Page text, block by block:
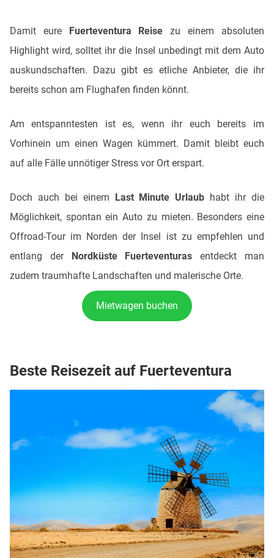
Damit eure Fuerteventura Reise zu einem absoluten
Highlight wird, solltet ihr die Insel unbedingt mit dem Auto
auskundschaften. Dazu gibt es etliche Anbieter, die ihr
bereits schon am Flughafen finden könnt.
Am entspanntesten ist es, wenn ihr euch bereits im
Vorhinein um einen Wagen kümmert. Damit bleibt euch
auf alle Fälle unnötiger Stress vor Ort erspart.
Doch auch bei einem Last Minute Urlaub habt ihr die
Möglichkeit, spontan ein Auto zu mieten. Besonders eine
Offroad-Tour im Norden der Insel ist zu empfehlen und
entlang der
Nordküste Fuerteventuras entdeckt man
zudem traumhafte Landschaften und malerische Orte.
Mietwagen buchen
Beste Reisezeit auf Fuerteventura